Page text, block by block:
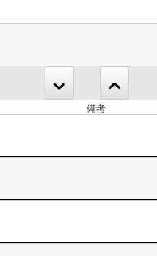
備考